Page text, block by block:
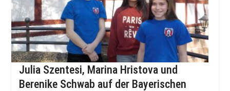
Julia Szentesi, Marina Hristova und
Berenike Schwab auf der Bayerischen